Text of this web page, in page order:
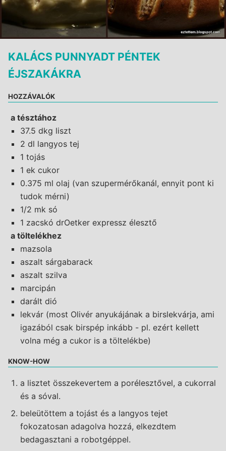
KALÁCS PUNNYADT PÉNTEK
ÉJSZAKÁKRA
HOZZÁVALÓK
a tésztához
37.5 dkg liszt
2 dl langyos tej
1 tojás
1 ek cukor
0.375 ml olaj (van szupermérőkanál, ennyit pont ki
tudok mérni)
1/2 mk só
1 zacskó drOetker expressz élesztő
a töltelékhez
mazsola
aszalt sárgabarack
aszalt szilva
marcipán
darált dió
lekvár (most Olivér anyukájának a birslekvárja, ami
igazából csak birspép inkább - pl. ezért kellett
volna még a cukor is a töltelékbe)
KNOW-HOW
a lisztet összekevertem a porélesztővel, a cukorral
és a sóval.
beleütöttem a tojást és a langyos tejet
fokozatosan adagolva hozzá, elkezdtem
bedagasztani a robotgéppel.